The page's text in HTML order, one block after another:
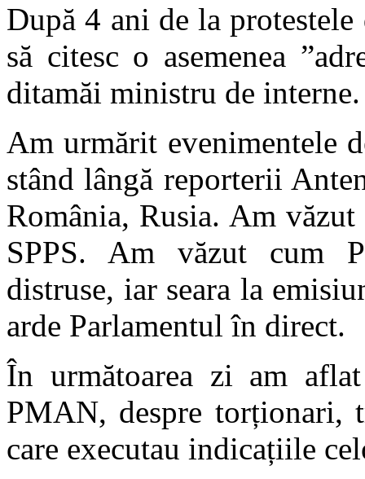
După 4 ani de la
să citesc o asemenea
ditamăi ministru de interne.
Am urmărit evenimentele
stând lângă reporterii
România, Rusia. Am
SPPS. Am văzut cum
distruse, iar seara la
arde Parlamentul în direct.
În următoarea zi am
PMAN, despre torționari,
care executau indicațiile